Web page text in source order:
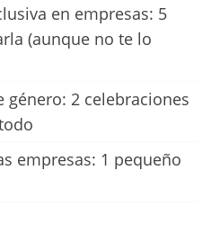
en empresas: 5
(aunque no te lo
género: 2 celebraciones
empresas: 1 pequeño